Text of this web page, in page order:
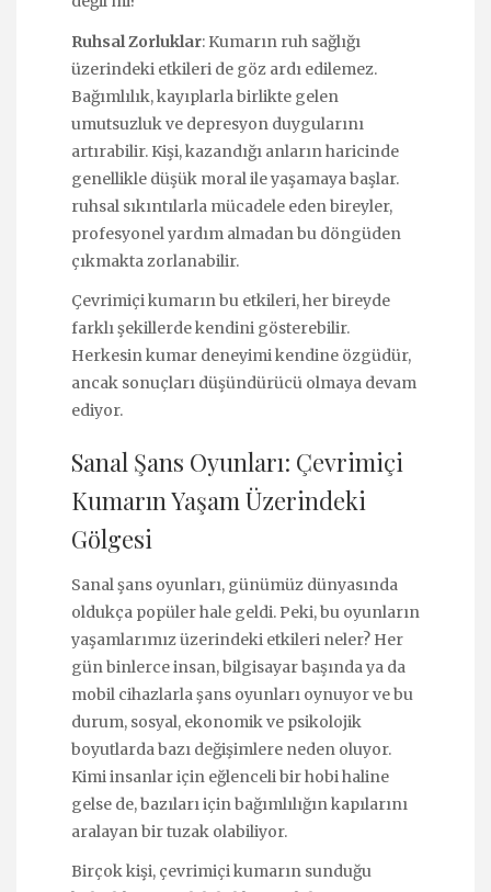
Ruhsal Zorluklar: Kumarın ruh sağlığı
üzerindeki etkileri de göz ardı edilemez.
Bağımlılık, kayıplarla birlikte gelen
umutsuzluk ve depresyon duygularını
artırabilir. Kişi, kazandığı anların haricinde
genellikle düşük moral ile yaşamaya başlar.
ruhsal sıkıntılarla mücadele eden bireyler,
profesyonel yardım almadan bu döngüden
çıkmakta zorlanabilir.
Çevrimiçi kumarın bu etkileri, her bireyde
farklı şekillerde kendini gösterebilir.
Herkesin kumar deneyimi kendine özgüdür,
ancak sonuçları düşündürücü olmaya devam
ediyor.
Sanal Şans Oyunları: Çevrimiçi
Kumarın Yaşam Üzerindeki
Gölgesi
Sanal şans oyunları, günümüz dünyasında
oldukça popüler hale geldi. Peki, bu oyunların
yaşamlarımız üzerindeki etkileri neler? Her
gün binlerce insan, bilgisayar başında ya da
mobil cihazlarla şans oyunları oynuyor ve bu
durum, sosyal, ekonomik ve psikolojik
boyutlarda bazı değişimlere neden oluyor.
Kimi insanlar için eğlenceli bir hobi haline
gelse de, bazıları için bağımlılığın kapılarını
aralayan bir tuzak olabiliyor.
Birçok kişi, çevrimiçi kumarın sunduğu